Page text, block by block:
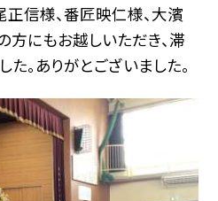
信様、番匠映仁様、大濱
にもお越しいただき、滞
た。ありがとございました。